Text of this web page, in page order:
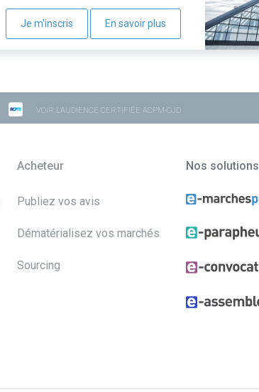
Je m'inscris En savoir plus
VOIR L'AUDIENCE CERTIFIÉE ACPM-OJD
Acheteur
Publiez vos avis
Dématérialisez vos marchés
Sourcing
Nos solutions